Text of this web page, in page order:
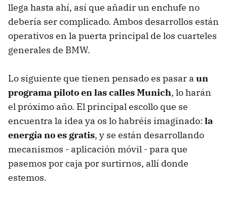
llega hasta ahí, así que añadir un enchufe no
debería ser complicado. Ambos desarrollos están
operativos en la puerta principal de los cuarteles
generales de BMW.
Lo siguiente que tienen pensado es pasar a un
programa piloto en las calles Munich, lo harán
el próximo año. El principal escollo que se
encuentra la idea ya os lo habréis imaginado: la
energía no es gratis, y se están desarrollando
mecanismos - aplicación móvil - para que
pasemos por caja por surtirnos, allí donde
estemos.